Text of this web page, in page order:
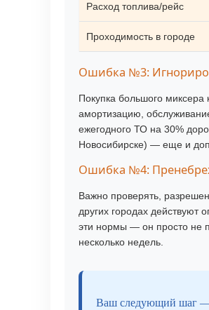
Расход топлива/рейс
Проходимость в городе
Ошибка №3:
Покупка большого миксера
амортизацию,
ежегодного ТО на 30%
Новосибирске) — еще и
Ошибка №4:
Важно проверять,
других городах
эти нормы — он просто не
несколько недель.
Ваш следующий шаг —